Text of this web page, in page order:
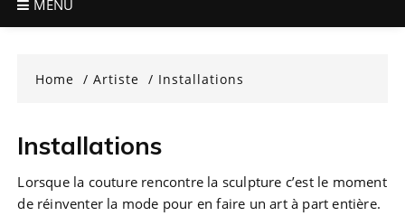
MENU
Home Artiste Installations
Installations
Lorsque la couture rencontre la sculpture c’est le moment
de réinventer la mode pour en faire un art à part entière.